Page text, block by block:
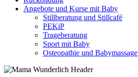
Angebote und Kurse mit Baby
Stillberatung und Stillcafé
PEKiP
Trageberatung
Sport mit Baby
Osteopathie und Babymassage